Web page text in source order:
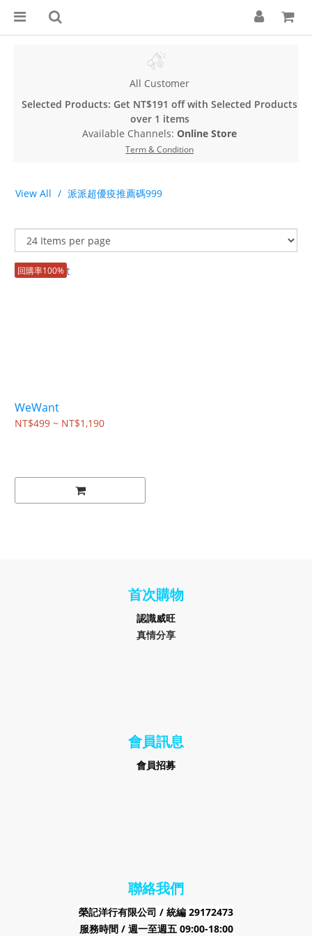
All Customer
Selected Products: Get NT$191 off with Selected Products
over 1 items
Available Channels: Online Store
Term & Condition
View All 派派超優疫推薦碼999
回購率100%
WeWant
NT$499 ~ NT$1,190
首次購物
認識威旺
真情分享
會員訊息
會員招募
聯絡我們
榮記洋行有限公司 / 統編 29172473
服務時間 / 週一至週五 09:00-18:00